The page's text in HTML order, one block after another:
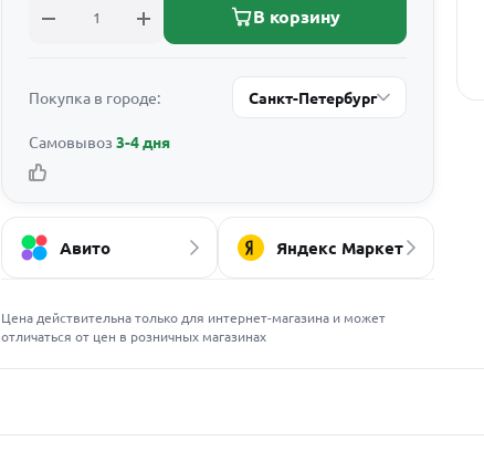
В корзину
Покупка в городе: Санкт-Петербург
Самовывоз3-4 дня
Авито Яндекс Маркет
Цена действительна только для интернет-магазина и может
отличаться от цен в розничных магазинах